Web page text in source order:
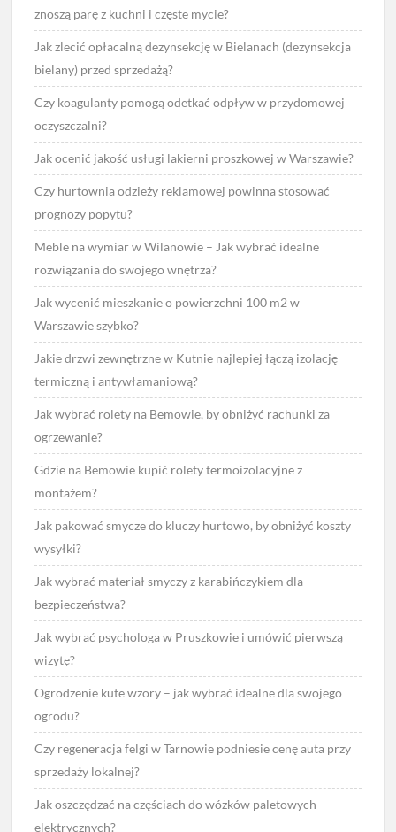
znoszą parę z kuchni i częste mycie?
Jak zlecić opłacalną dezynsekcję w Bielanach (dezynsekcja
bielany) przed sprzedażą?
Czy koagulanty pomogą odetkać odpływ w przydomowej
oczyszczalni?
Jak ocenić jakość usługi lakierni proszkowej w Warszawie?
Czy hurtownia odzieży reklamowej powinna stosować
prognozy popytu?
Meble na wymiar w Wilanowie – Jak wybrać idealne
rozwiązania do swojego wnętrza?
Jak wycenić mieszkanie o powierzchni 100 m2 w
Warszawie szybko?
Jakie drzwi zewnętrzne w Kutnie najlepiej łączą izolację
termiczną i antywłamaniową?
Jak wybrać rolety na Bemowie, by obniżyć rachunki za
ogrzewanie?
Gdzie na Bemowie kupić rolety termoizolacyjne z
montażem?
Jak pakować smycze do kluczy hurtowo, by obniżyć koszty
wysyłki?
Jak wybrać materiał smyczy z karabińczykiem dla
bezpieczeństwa?
Jak wybrać psychologa w Pruszkowie i umówić pierwszą
wizytę?
Ogrodzenie kute wzory – jak wybrać idealne dla swojego
ogrodu?
Czy regeneracja felgi w Tarnowie podniesie cenę auta przy
sprzedaży lokalnej?
Jak oszczędzać na częściach do wózków paletowych
elektrycznych?